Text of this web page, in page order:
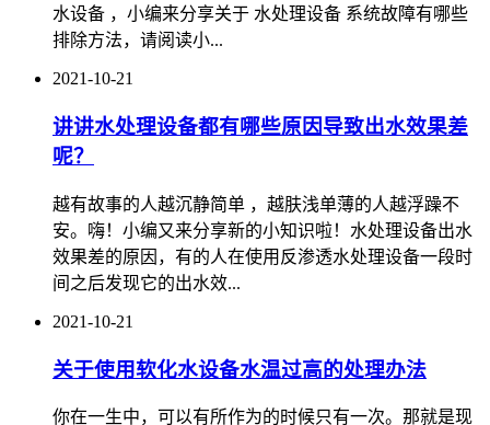
水设备 ，小编来分享关于 水处理设备 系统故障有哪些
排除方法，请阅读小...
2021-10-21
讲讲水处理设备都有哪些原因导致出水效果差
呢？
越有故事的人越沉静简单 ，越肤浅单薄的人越浮躁不
安。嗨！小编又来分享新的小知识啦！水处理设备出水
效果差的原因，有的人在使用反渗透水处理设备一段时
间之后发现它的出水效...
2021-10-21
关于使用软化水设备水温过高的处理办法
你在一生中，可以有所作为的时候只有一次。那就是现